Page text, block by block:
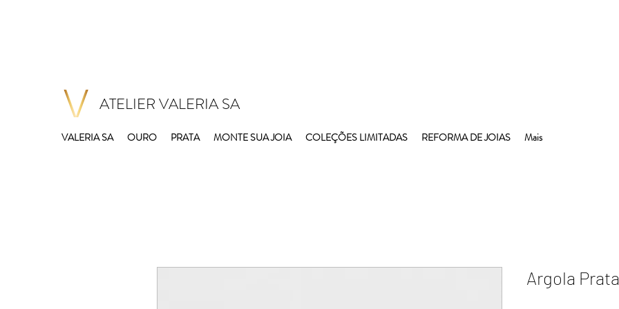
ATELIER VALERIA SA
VALERIA SA OURO PRATA MONTE SUA JOIA COLEÇÕES LIMITADAS REFORMA DE JOIAS Mais
Argola Prata